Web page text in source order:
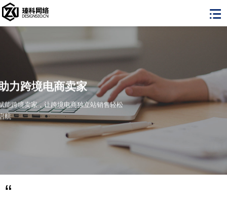
助力跨境电商卖家
赋能跨境卖家，让跨境电商独立站销售轻松
启航
“